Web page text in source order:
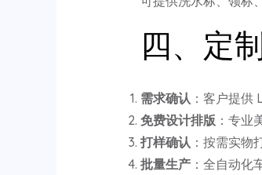
四、定
需求确认 ：客户提供
免费设计排版 ：专业
打样确认 ：按需实物
批量生产：全自动化